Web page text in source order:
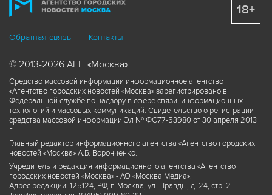
Обратная связь Контакты
© 2013-2026 АГН «Москва»
Средство массовой информации информационное агентство
«Агентство городских новостей «Москва» зарегистрировано в
Федеральной службе по надзору в сфере связи, информационных
технологий и массовых коммуникаций. Свидетельство о регистрации
средства массовой информации Эл № ФС77-53980 от 30 апреля 2013
г.
Главный редактор информационного агентства «Агентство городских
новостей «Москва» А.Б. Воронченко.
Учредитель и редакция информационного агентства «Агентство
городских новостей «Москва» - АО «Москва Медиа».
Адрес редакции: 125124, РФ, г. Москва, ул. Правды, д. 24, стр. 2
18+